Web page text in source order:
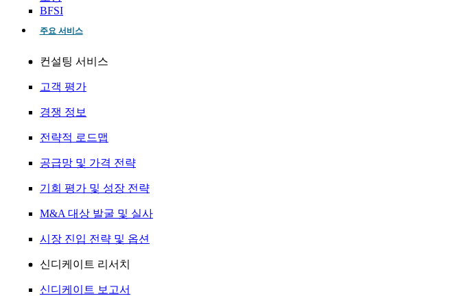
BFSI
주요 서비스
컨설팅 서비스
고객 평가
경쟁 정보
전략적 로드맵
공급망 및 가격 전략
기회 평가 및 성장 전략
M&A 대상 발굴 및 실사
시장 진입 전략 및 옵션
신디케이트 리서치
신디케이트 보고서